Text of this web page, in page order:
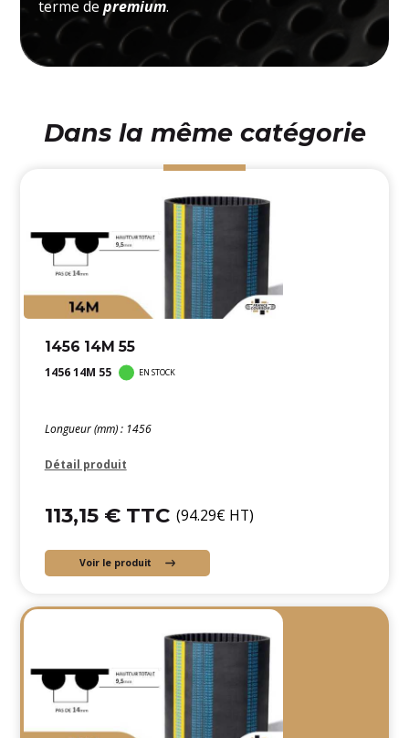
terme depremium.
Dans la même catégorie
1456 14M 55
1456 14M 55 EN STOCK
Longueur (mm) : 1456
Détail produit
113,15 € TTC (94.29€ HT)
Voir le produit